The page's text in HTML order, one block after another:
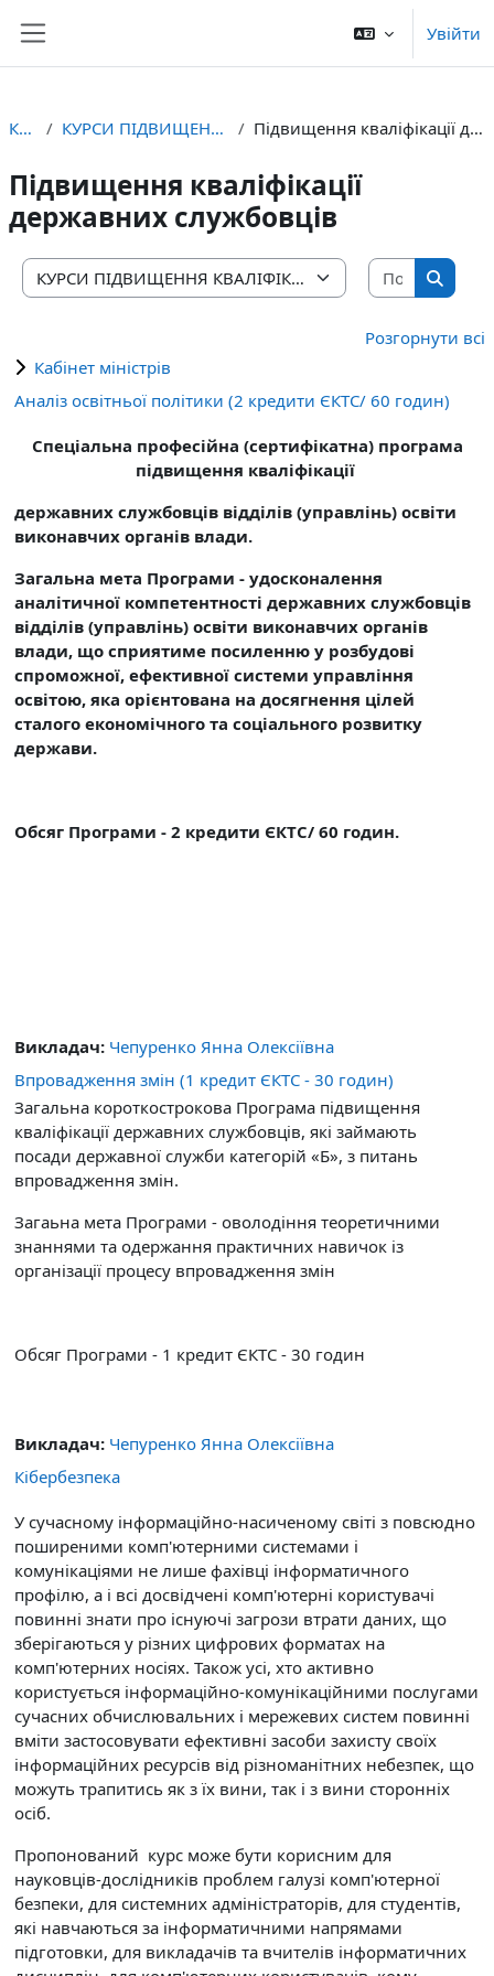
Увійти
Курси КУРСИ ПІДВИЩЕННЯ КВАЛІФІКАЦІЇ Підвищення кваліфікації державних службовців
Підвищення кваліфікації
державних службовців
Категорії курсів
Пошук
Пошук
Розгорнути всі
Кабінет міністрів
Аналіз освітньої політики (2 кредити ЄКТС/ 60 годин)
Спеціальна професійна (сертифікатна) програма
підвищення кваліфікації
державних службовців відділів (управлінь) освіти
виконавчих органів влади.
Загальна мета Програми - удосконалення
аналітичної компетентності державних службовців
відділів (управлінь) освіти виконавчих органів
влади, що сприятиме посиленню у розбудові
спроможної, ефективної системи управління
освітою, яка орієнтована на досягнення цілей
сталого економічного та соціального розвитку
держави.
Обсяг Програми - 2 кредити ЄКТС/ 60 годин.
Викладач: Чепуренко Янна Олексіївна
Впровадження змін (1 кредит ЄКТС - 30 годин)
Загальна короткострокова Програма підвищення
кваліфікації державних службовців, які займають
посади державної служби категорій «Б», з питань
впровадження змін.
Загаьна мета Програми - оволодіння теоретичними
знаннями та одержання практичних навичок із
організації процесу впровадження змін
Обсяг Програми - 1 кредит ЄКТС - 30 годин
Викладач: Чепуренко Янна Олексіївна
Кібербезпека
У сучасному інформаційно-насиченому світі з повсюдно
поширеними комп'ютерними системами і
комунікаціями не лише фахівці інформатичного
профілю, а і всі досвідчені комп'ютерні користувачі
повинні знати про існуючі загрози втрати даних, що
зберігаються у різних цифрових форматах на
комп'ютерних носіях. Також усі, хто активно
користується інформаційно-комунікаційними послугами
сучасних обчислювальних і мережевих систем повинні
вміти застосовувати ефективні засоби захисту своїх
інформаційних ресурсів від різноманітних небезпек, що
можуть трапитись як з їх вини, так і з вини сторонніх
осіб.
Пропонований курс може бути корисним для
науковців-дослідників проблем галузі комп'ютерної
безпеки, для системних адміністраторів, для студентів,
які навчаються за інформатичними напрямами
підготовки, для викладачів та вчителів інформатичних